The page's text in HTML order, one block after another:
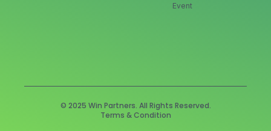
Event
© 2025 Win Partners. All Rights Reserved.
Terms & Condition